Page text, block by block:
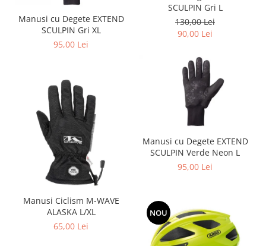
SCULPIN Gri L
130,00 Lei
90,00 Lei
Manusi cu Degete EXTEND
SCULPIN Gri XL
95,00 Lei
Manusi cu Degete EXTEND
SCULPIN Verde Neon L
95,00 Lei
Manusi Ciclism M-WAVE
ALASKA L/XL
65,00 Lei
NOU